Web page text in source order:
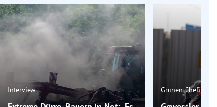
Interview Grünen-Chefin